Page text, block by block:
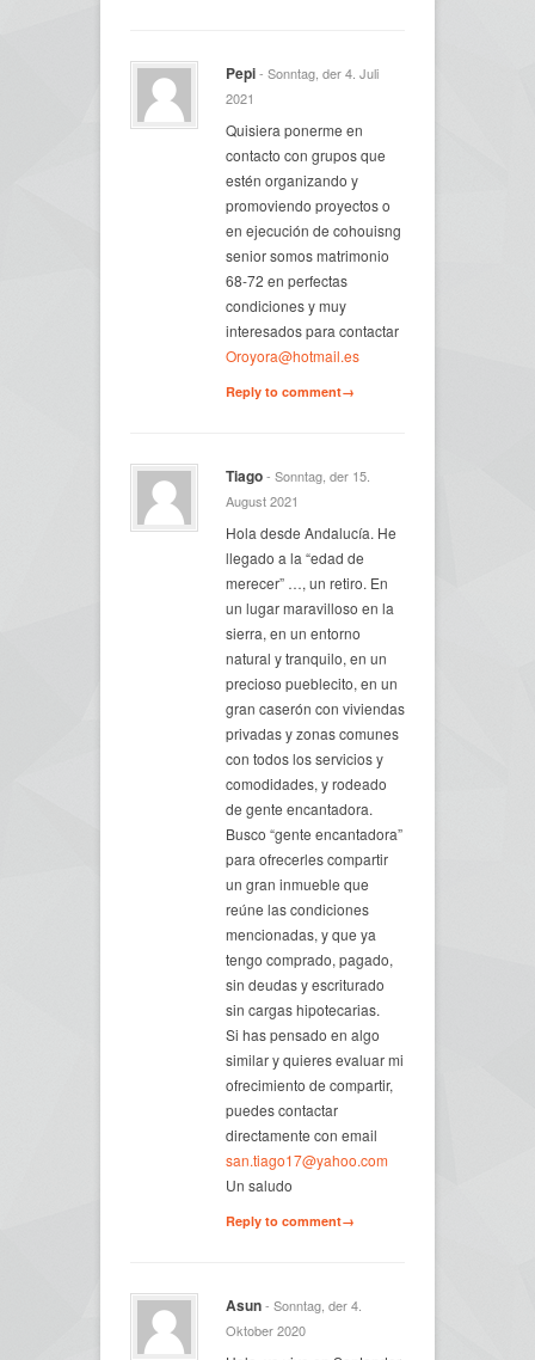
Pepi- Sonntag, der 4. Juli
2021
Quisiera ponerme en
contacto con grupos que
estén organizando y
promoviendo proyectos o
en ejecución de cohouisng
senior somos matrimonio
68-72 en perfectas
condiciones y muy
interesados para contactar
Oroyora@hotmail.es
Reply to comment→
Tiago- Sonntag, der 15.
August 2021
Hola desde Andalucía. He
llegado a la “edad de
merecer” …, un retiro. En
un lugar maravilloso en la
sierra, en un entorno
natural y tranquilo, en un
precioso pueblecito, en un
gran caserón con viviendas
privadas y zonas comunes
con todos los servicios y
comodidades, y rodeado
de gente encantadora.
Busco “gente encantadora”
para ofrecerles compartir
un gran inmueble que
reúne las condiciones
mencionadas, y que ya
tengo comprado, pagado,
sin deudas y escriturado
sin cargas hipotecarias.
Si has pensado en algo
similar y quieres evaluar mi
ofrecimiento de compartir,
puedes contactar
directamente con email
san.tiago17@yahoo.com
Un saludo
Reply to comment→
Asun- Sonntag, der 4.
Oktober 2020